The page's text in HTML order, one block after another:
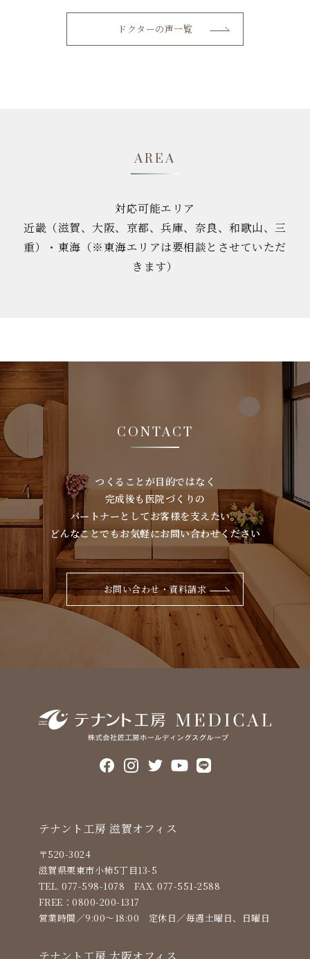
ドクターの声一覧
AREA
対応可能エリア
近畿（滋賀、大阪、京都、兵庫、奈良、和歌山、三
重）・東海（※東海エリアは要相談とさせていただ
きます）
CONTACT
つくることが⽬的ではなく
完成後も医院づくりの
パートナーとしてお客様を⽀えたい。
どんなことでもお気軽にお問い合わせください
お問い合わせ・資料請求
テナント⼯房 滋賀オフィス
〒520-3024
滋賀県栗東市小柿5丁目13-5
TEL. 077-598-1078 FAX. 077-551-2588
FREE：0800-200-1317
営業時間／9:00〜18:00 定休⽇／毎週土曜日、日曜日